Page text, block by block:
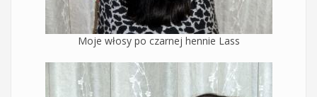
Moje włosy po czarnej hennie Lass